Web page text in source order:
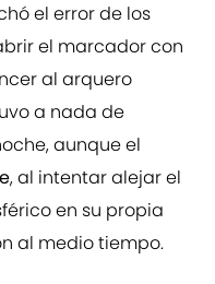
el error de los
el marcador con
al arquero
a nada de
aunque el
, al intentar alejar el
en su propia
al medio tiempo.